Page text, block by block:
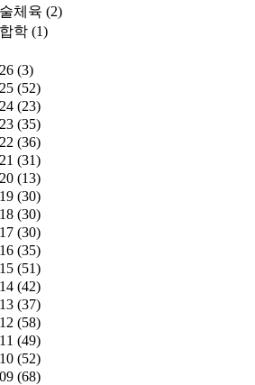
체육 (2)
학 (1)
(3)
(52)
(23)
(35)
(36)
(31)
(13)
(30)
(30)
(30)
(35)
(51)
(42)
(37)
(58)
(49)
(52)
(68)